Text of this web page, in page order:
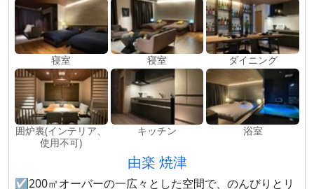
寝室 寝室 ダイニング
囲炉裏(インテリア、
使用不可)
キッチン 浴室
由楽 焼津
☑︎200㎡オーバーの一広々とした空間で、のんびりとリ